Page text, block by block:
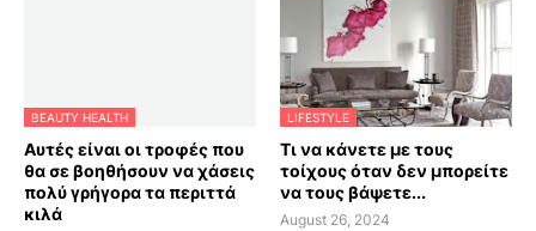
BEAUTY HEALTH
Αυτές είναι οι τροφές που
θα σε βοηθήσουν να χάσεις
πολύ γρήγορα τα περιττά
κιλά
LIFESTYLE
Τι να κάνετε με τους
τοίχους όταν δεν μπορείτε
να τους βάψετε...
August 26, 2024